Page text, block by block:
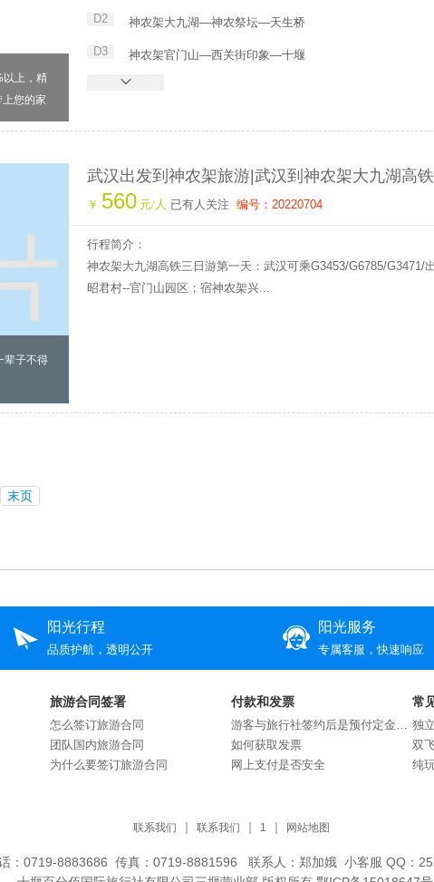
以上，精
您的家
D2 神农架大九湖—神农祭坛—天生桥
D3 神农架官门山—西关街印象—十堰
辈子不得
武汉出发到神农架旅游|武汉到神农架大九湖高
神农架旅游攻略|神农架旅行社
￥ 560 元/人 已有人关注 编号：20220704
行程简介：
神农架大九湖高铁三日游第一天：武汉可乘G3453/G6785/G3471/
昭君村--官门山园区；宿神农架兴...
末页
阳光行程
品质护航，透明公开
阳光服务
专属客服，快速响应
旅游合同签署
怎么签订旅游合同
团队国内旅游合同
为什么要签订旅游合同
付款和发票
游客与旅行社签约后是预付定金还是交付全款？
如何获取发票
网上支付是否安全
常
独
双
纯
联系我们 联系我们 1 网站地图
：0719-8883686 传真：0719-8881596 联系人：郑加娥 小客服 QQ：